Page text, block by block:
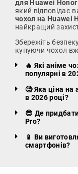
для Huawei Honor
який відповідає
чохол на Huawei
найкращий
Збережіть
купуючи чохол
🔥 Які аніме
популярні в
🧐 Яка ціна на
в 2026 році?
😎 Де
Pro?
📱 Ви
смартфонів?